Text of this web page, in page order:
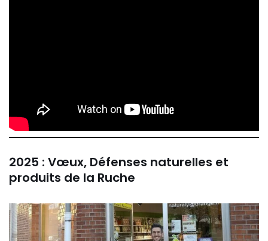
2025 : Vœux, Défenses naturelles et
produits de la Ruche